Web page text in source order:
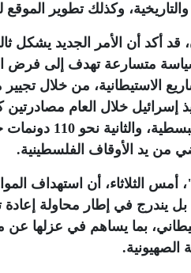
وكذلك تطوير الموقع
أكد أن الأمر الجديد يشكل
منذ بداية عام 2026، في إطار سياسة متسارعة
الاستيطانية، من خلال تجيير
إسرائيل خلال العام مصادرتين
الضفة الغربية، شملت الأولى،
من يد الأوقاف الفلسطينية.
الثلاثاء، أن استهداف
يندرج في إطار محاولة إعادة
بما يساهم في عزلها
.